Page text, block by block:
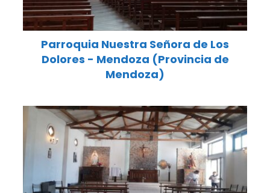
Parroquia Nuestra Señora de Los
Dolores - Mendoza (Provincia de
Mendoza)